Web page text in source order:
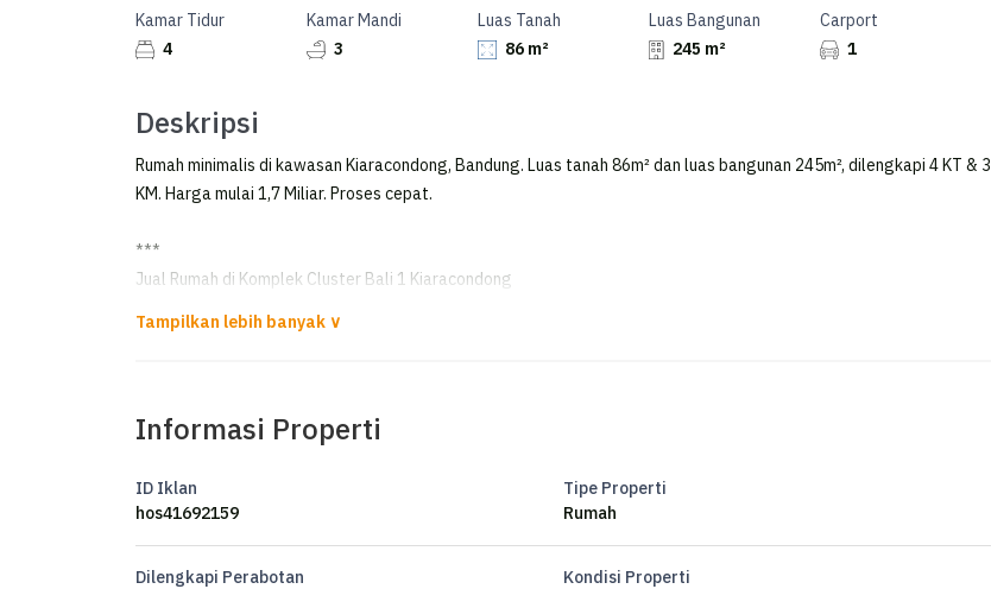
Kamar Tidur
4
Kamar Mandi
3
Luas Tanah
86 m²
Luas Bangunan
245 m²
Carport
1
Deskripsi
Rumah minimalis di kawasan Kiaracondong, Bandung. Luas tanah 86m² dan luas bangunan 245m², dilengkapi 4 KT & 3
KM. Harga mulai 1,7 Miliar. Proses cepat.
***
Jual Rumah di Komplek Cluster Bali 1 Kiaracondong
*FOR SALE*
Bangunan Baru Akhir Tahun 2019
Fullfurnished kayu jati 3.5 lantai
Informasi Properti
ID Iklan
hos41692159
Tipe Properti
Rumah
Dilengkapi Perabotan
Kondisi Properti